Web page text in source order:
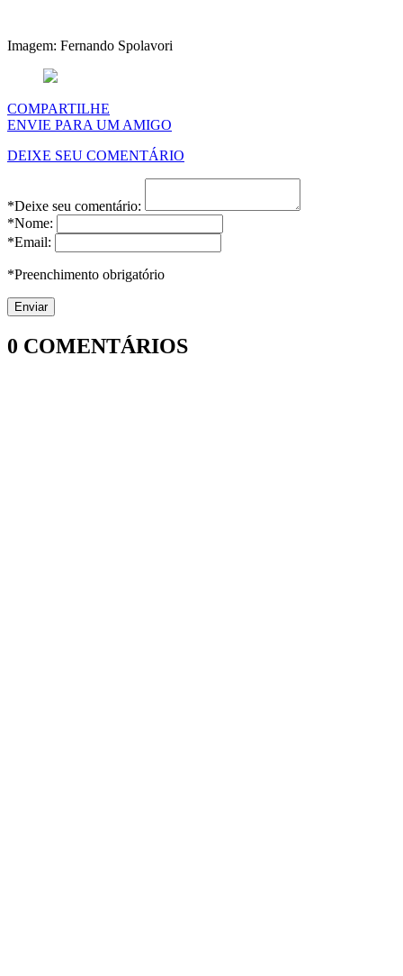
Imagem: Fernando Spolavori
COMPARTILHE
ENVIE PARA UM AMIGO
DEIXE SEU COMENTÁRIO
*Deixe seu comentário:
*Nome:
*Email:
*Preenchimento obrigatório
0 COMENTÁRIOS